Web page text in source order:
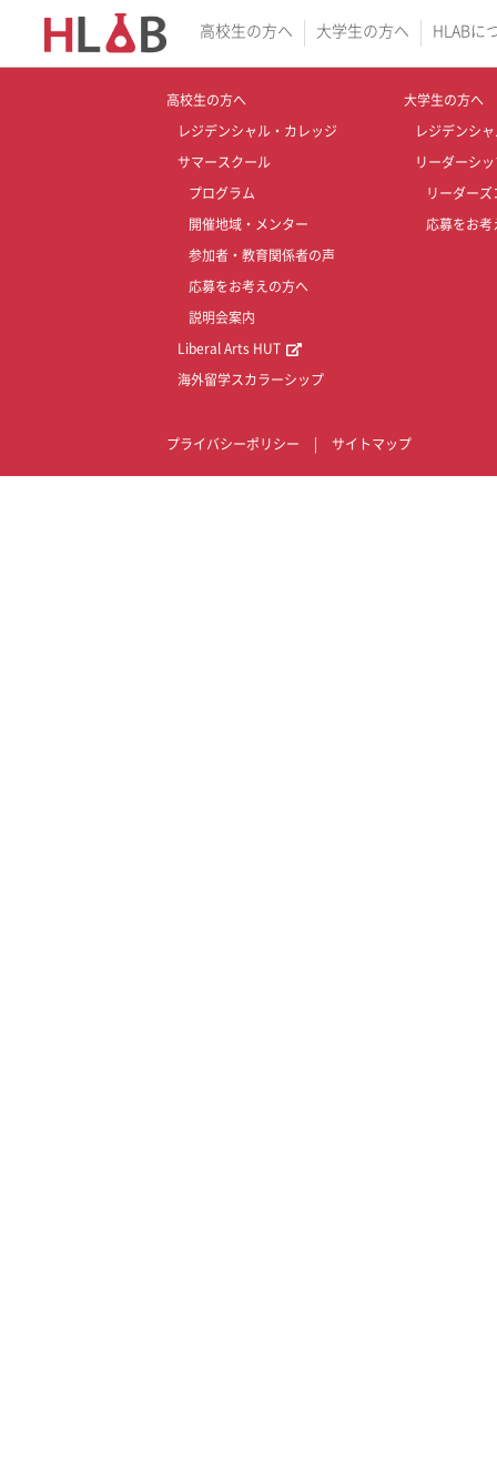
高校生の方へ 大学生の方へ HLABに
高校生の方へ
レジデンシャル・カレッジ
サマースクール
プログラム
開催地域・メンター
参加者・教育関係者の声
応募をお考えの方へ
説明会案内
Liberal Arts HUT
海外留学スカラーシップ
大学生の方へ
レジデンシ
リーダーシ
リーダーズ
応募をお考
プライバシーポリシー サイトマップ